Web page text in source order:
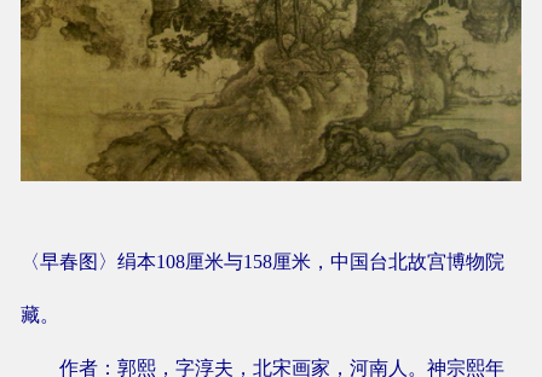
〈早春图〉绢本108厘米与158厘米，中国台北故宫博物院
藏。
作者：郭熙，字淳夫，北宋画家，河南人。神宗熙年